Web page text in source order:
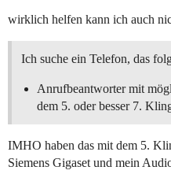
wirklich helfen kann ich auch
Ich suche ein Telefon, das
Anrufbeantworter mit
dem 5. oder besser 7.
IMHO haben das mit dem 5.
Siemens Gigaset und mein